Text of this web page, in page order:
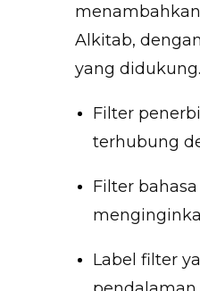
Alkitab,
yang didukung.
Filter
terhubung
Filter
Label filter